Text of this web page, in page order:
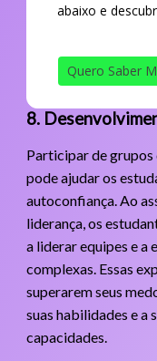
abaixo e
Quero Saber
8.
Participar de
pode ajudar os
autoconfiança. Ao
liderança, os
a liderar equipes e a
complexas. Essas
superarem seus
suas habilidades e a
capacidades.